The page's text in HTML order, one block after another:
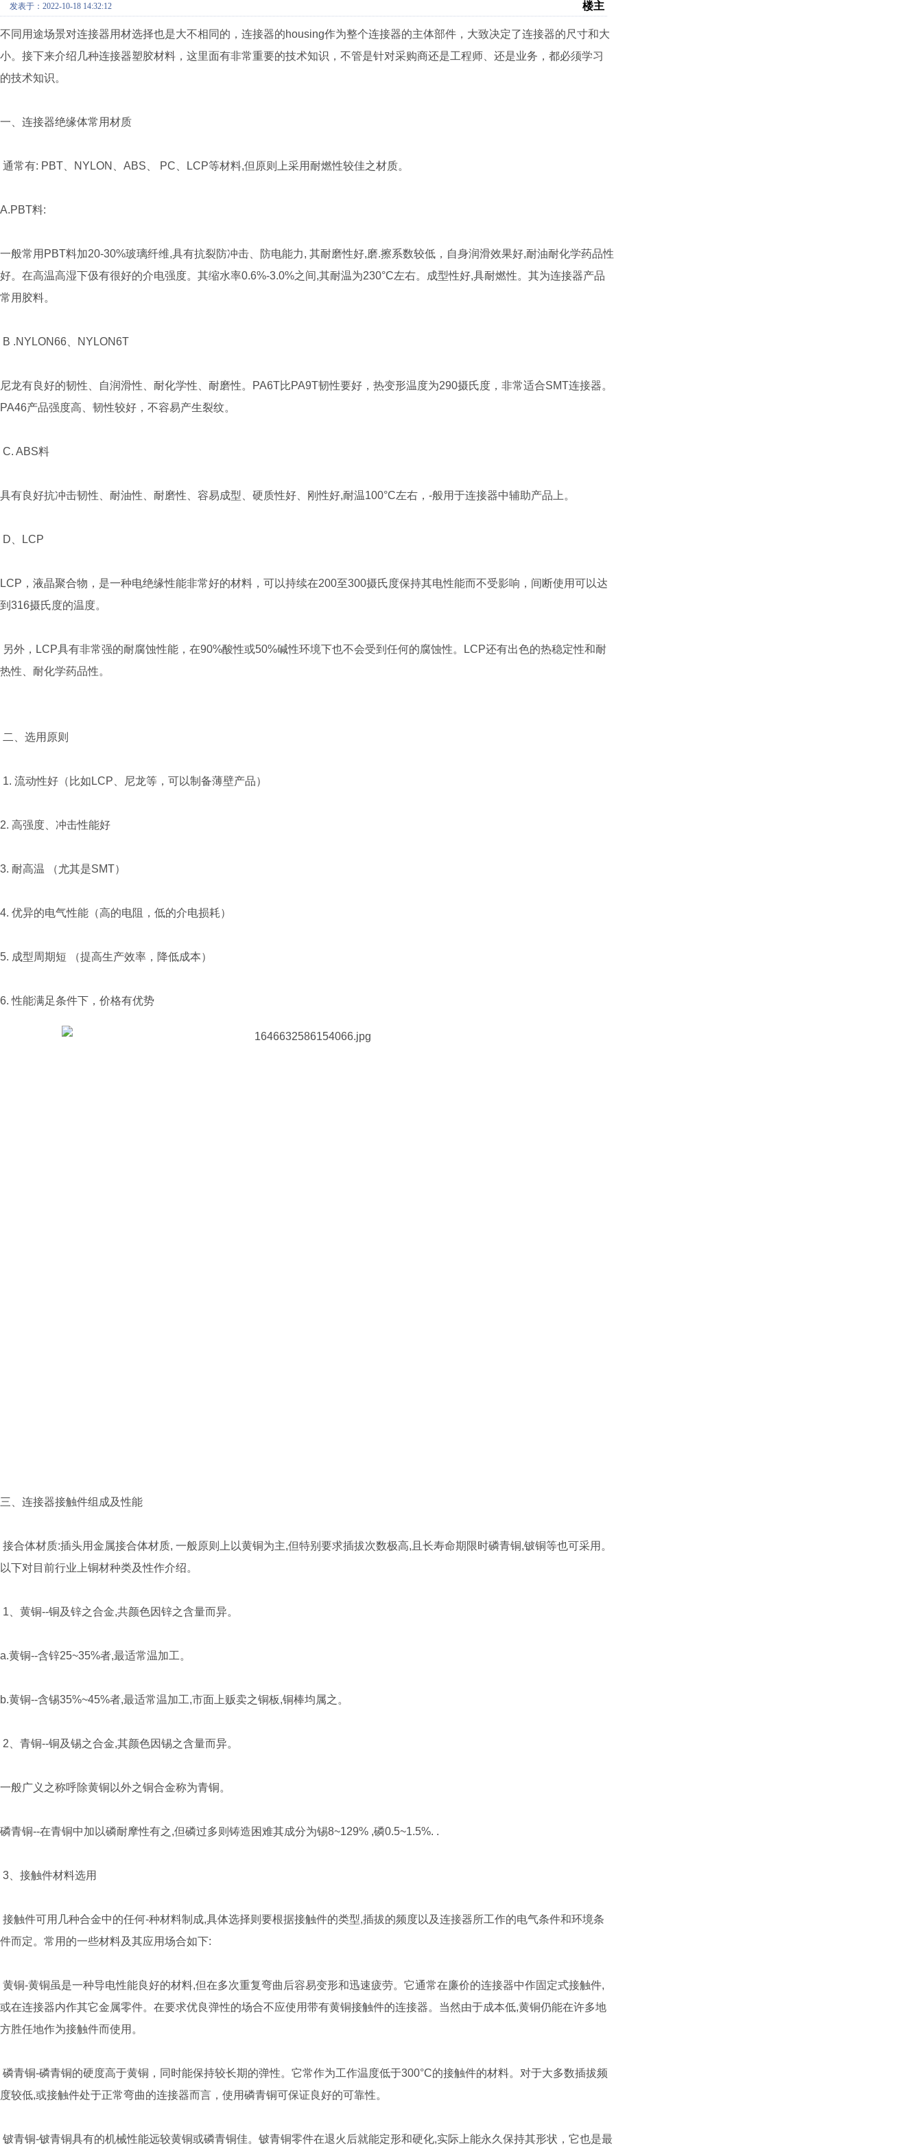
发表于：2022-10-18 14:32:12 楼主
不同用途场景对连接器用材选择也是大不相同的，连接器的housing作为整个连接器的主体部件，大致决定了连接器的尺寸和大
小。接下来介绍几种连接器塑胶材料，这里面有非常重要的技术知识，不管是针对采购商还是工程师、还是业务，都必须学习
的技术知识。
一、连接器绝缘体常用材质
通常有: PBT、NYLON、ABS、 PC、LCP等材料,但原则上采用耐燃性较佳之材质。
A.PBT料:
一般常用PBT料加20-30%玻璃纤维,具有抗裂防冲击、防电能力, 其耐磨性好,磨.擦系数较低，自身润滑效果好,耐油耐化学药品性
好。在高温高湿下伋有很好的介电强度。其缩水率0.6%-3.0%之间,其耐温为230°C左右。成型性好,具耐燃性。其为连接器产品
常用胶料。
B .NYLON66、NYLON6T
尼龙有良好的韧性、自润滑性、耐化学性、耐磨性。PA6T比PA9T韧性要好，热变形温度为290摄氏度，非常适合SMT连接器。
PA46产品强度高、韧性较好，不容易产生裂纹。
C. ABS料
具有良好抗冲击韧性、耐油性、耐磨性、容易成型、硬质性好、刚性好,耐温100°C左右，-般用于连接器中辅助产品上。
D、LCP
LCP，液晶聚合物，是一种电绝缘性能非常好的材料，可以持续在200至300摄氏度保持其电性能而不受影响，间断使用可以达
到316摄氏度的温度。
另外，LCP具有非常强的耐腐蚀性能，在90%酸性或50%碱性环境下也不会受到任何的腐蚀性。LCP还有出色的热稳定性和耐
热性、耐化学药品性。
二、选用原则
1. 流动性好（比如LCP、尼龙等，可以制备薄壁产品）
2. 高强度、冲击性能好
3. 耐高温 （尤其是SMT）
4. 优异的电气性能（高的电阻，低的介电损耗）
5. 成型周期短 （提高生产效率，降低成本）
6. 性能满足条件下，价格有优势
三、连接器接触件组成及性能
接合体材质:插头用金属接合体材质, 一般原则上以黄铜为主,但特别要求插拔次数极高,且长寿命期限时磷青铜,铍铜等也可采用。
以下对目前行业上铜材种类及性作介绍。
1、黄铜--铜及锌之合金,共颜色因锌之含量而异。
a.黄铜--含锌25~35%者,最适常温加工。
b.黄铜--含锡35%~45%者,最适常温加工,市面上贩卖之铜板,铜棒均属之。
2、青铜--铜及锡之合金,其颜色因锡之含量而异。
一般广义之称呼除黄铜以外之铜合金称为青铜。
磷青铜--在青铜中加以磷耐摩性有之,但磷过多则铸造困难其成分为锡8~129% ,磷0.5~1.5%. .
3、接触件材料选用
接触件可用几种合金中的任何-种材料制成,具体选择则要根据接触件的类型,插拔的频度以及连接器所工作的电气条件和环境条
件而定。常用的一些材料及其应用场合如下:
黄铜-黄铜虽是一种导电性能良好的材料,但在多次重复弯曲后容易变形和迅速疲劳。它通常在廉价的连接器中作固定式接触件,
或在连接器内作其它金属零件。在要求优良弹性的场合不应使用带有黄铜接触件的连接器。当然由于成本低,黄铜仍能在许多地
方胜任地作为接触件而使用。
磷青铜-磷青铜的硬度高于黄铜，同时能保持较长期的弹性。它常作为工作温度低于300°C的接触件的材料。对于大多数插拔频
度较低,或接触件处于正常弯曲的连接器而言，使用磷青铜可保证良好的可靠性。
铍青铜-铍青铜具有的机械性能远较黄铜或磷青铜佳。铍青铜零件在退火后就能定形和硬化,实际上能永久保持其形状，它也是最